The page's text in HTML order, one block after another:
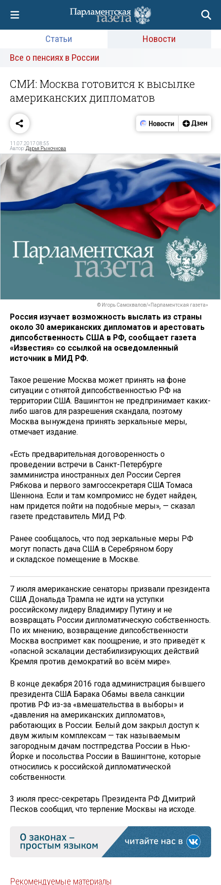
Статьи
Новости
Все о пенсиях в России
СМИ: Москва готовится к высылке
американских дипломатов
11.07.2017 08:55
Автор: Дарья Рыночнова
© Игорь Самохвалов/«Парламентская газета»
Россия изучает возможность выслать из страны
около 30 американских дипломатов и арестовать
дипсобственность США в РФ, сообщает газета
«Известия» со ссылкой на осведомленный
источник в МИД РФ.
Такое решение Москва может принять на фоне
ситуации с отнятой дипсобственностью РФ на
территории США. Вашингтон не предпринимает каких-
либо шагов для разрешения скандала, поэтому
Москва вынуждена принять зеркальные меры,
отмечает издание.
«Есть предварительная договоренность о
проведении встречи в Санкт-Петербурге
замминистра иностранных дел России Сергея
Рябкова и первого замгоссекретаря США Томаса
Шеннона. Если и там компромисс не будет найден,
нам придется пойти на подобные меры», — сказал
газете представитель МИД РФ.
Ранее сообщалось, что под зеркальные меры РФ
могут попасть дача США в Серебряном бору
и складское помещение в Москве.
7 июля американские сенаторы призвали президента
США Дональда Трампа не идти на уступки
российскому лидеру Владимиру Путину и не
возвращать России дипломатическую собственность.
По их мнению, возвращение дипсобственности
Москва воспримет как поощрение, и это приведёт к
«опасной эскалации дестабилизирующих действий
Кремля против демократий во всём мире».
В конце декабря 2016 года администрация бывшего
президента США Барака Обамы ввела санкции
против РФ из-за «вмешательства в выборы» и
«давления на американских дипломатов»,
работающих в России. Белый дом закрыл доступ к
двум жилым комплексам — так называемым
загородным дачам постпредства России в Нью-
Йорке и посольства России в Вашингтоне, которые
относились к российской дипломатической
собственности.
3 июля пресс-секретарь Президента РФ Дмитрий
Песков сообщил, что терпение Москвы на исходе.
Рекомендуемые материалы